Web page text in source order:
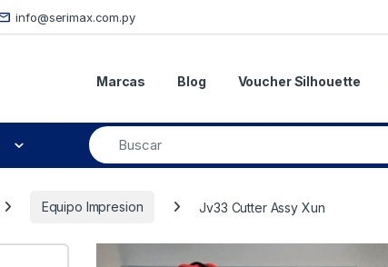
info@serimax.com.py
Marcas Blog Voucher Silhouette
Equipo Impresion Jv33 Cutter Assy Xun